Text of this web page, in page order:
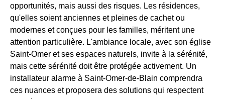
opportunités, mais aussi des risques. Les résidences,
qu'elles soient anciennes et pleines de cachet ou
modernes et conçues pour les familles, méritent une
attention particulière. L'ambiance locale, avec son église
Saint-Omer et ses espaces naturels, invite à la sérénité,
mais cette sérénité doit être protégée activement. Un
installateur alarme à Saint-Omer-de-Blain comprendra
ces nuances et proposera des solutions qui respectent